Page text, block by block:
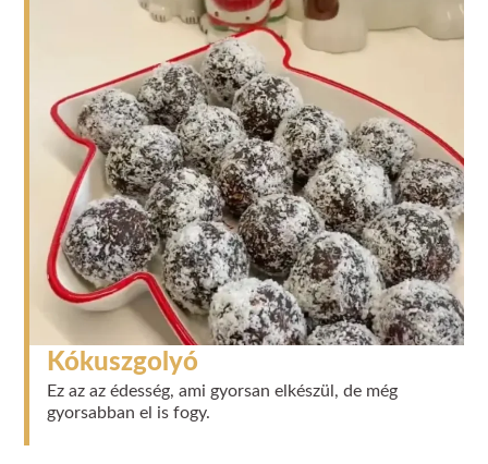
Kókuszgolyó
Ez az az édesség, ami gyorsan elkészül, de még
gyorsabban el is fogy.